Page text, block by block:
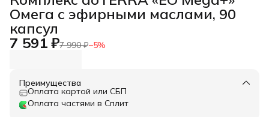
Омега с эфирными маслами, 90
капсул
7 591 ₽7 990 ₽−5%
Преимущества
Оплата картой или СБП
Оплата частями в Сплит